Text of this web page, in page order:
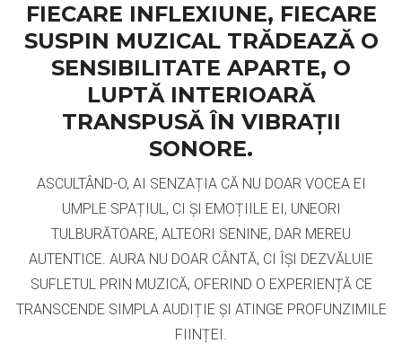
FIECARE INFLEXIUNE, FIECARE
SUSPIN MUZICAL TRĂDEAZĂ O
SENSIBILITATE APARTE, O
LUPTĂ INTERIOARĂ
TRANSPUSĂ ÎN VIBRAȚII
SONORE.
ASCULTÂND-O, AI SENZAȚIA CĂ NU DOAR VOCEA EI
UMPLE SPAȚIUL, CI ȘI EMOȚIILE EI, UNEORI
TULBURĂTOARE, ALTEORI SENINE, DAR MEREU
AUTENTICE. AURA NU DOAR CÂNTĂ, CI ÎȘI DEZVĂLUIE
SUFLETUL PRIN MUZICĂ, OFERIND O EXPERIENȚĂ CE
TRANSCENDE SIMPLA AUDIȚIE ȘI ATINGE PROFUNZIMILE
FIINȚEI.